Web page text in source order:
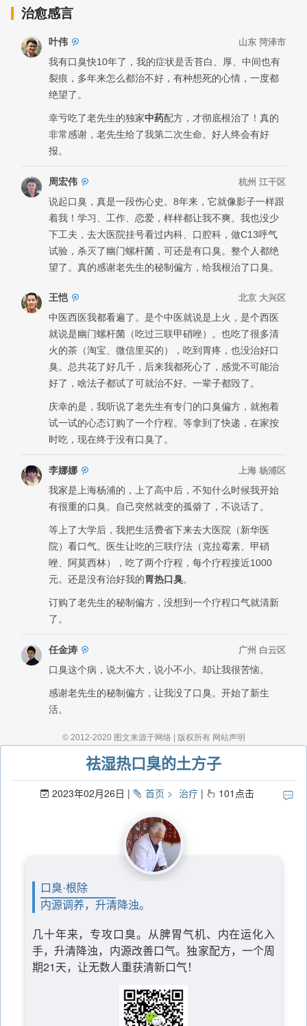
祛湿热口臭的土方子
2023年02月26日 首页 治疗 101 点击
口臭·根除
内源调养，升清降浊。
几十年来，专攻口臭。从脾胃气机、内在运化入
手，升清降浊，内源改善口气。独家配方，一个周
期21天，让无数人重获清新口气！